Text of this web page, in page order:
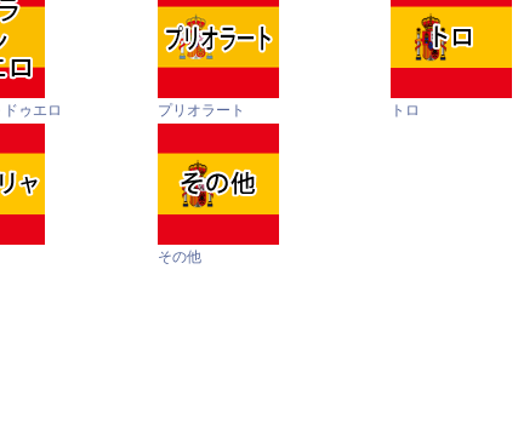
ドゥエロ プリオラート トロ
その他